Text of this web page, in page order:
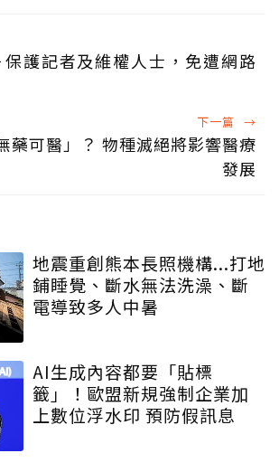
護記者及維權人士，免遭網路
下一篇 →
藥可醫」？ 物種滅絕將影響醫療
發展
地震重創熊本長照機構...打地
鋪睡覺、斷水無法洗澡、斷
電導致多人中暑
AI生成內容都要「貼標
籤」！歐盟新規強制企業加
上數位浮水印 預防假訊息